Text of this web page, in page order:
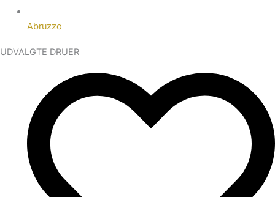
Abruzzo
UDVALGTE DRUER